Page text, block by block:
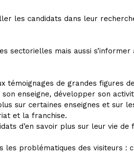
les candidats dans leur
sectorielles mais aussi
témoignages de grandes figures
enseigne, développer son
sur certaines enseignes et sur
et la franchise.
d’en savoir plus sur leur vie de
problématiques des visiteurs :